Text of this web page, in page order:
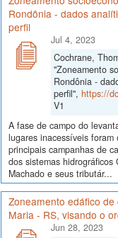
Rondônia - dados
perfil
Jul 4, 2023
Cochrane,
"Zoneamento
Rondônia -
perfil", https://
V1
A fase de campo do
lugares inacessíveis
principais campanhas de
dos sistemas hidrográficos
Machado e seus tributár...
Zoneamento edáfico
Maria - RS, visando o
Jun 28, 2023